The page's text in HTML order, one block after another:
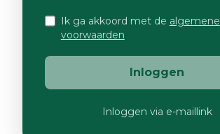
Ik ga akkoord met de algemene
voorwaarden
Inloggen
Inloggen via e-maillink